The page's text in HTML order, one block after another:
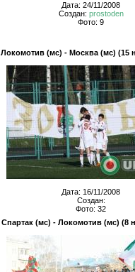
Дата: 24/11/2008
Создан: prostoden
Фото: 9
Локомотив (мс) - Москва (мс) (15
Дата: 16/11/2008
Создан:
Фото: 32
Спартак (мс) - Локомотив (мс) (8